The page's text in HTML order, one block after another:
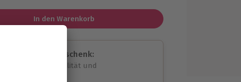
In den Warenkorb
das passende Geschenk:
volle Flexibilität und
Sicherheit